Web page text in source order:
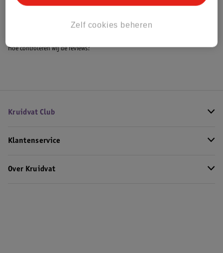
Bekijk ook
Alle Veiligheidshekjes
Hoe controleren wij de reviews?
Kruidvat Club
Klantenservice
Over Kruidvat
Zelf cookies beheren